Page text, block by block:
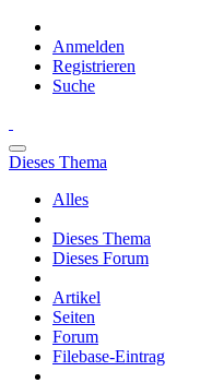
Anmelden
Registrieren
Suche
Dieses Thema
Alles
Dieses Thema
Dieses Forum
Artikel
Seiten
Forum
Filebase-Eintrag